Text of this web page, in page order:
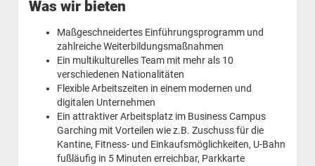
Was wir bieten
Maßgeschneidertes Einführungsprogramm und
zahlreiche Weiterbildungsmaßnahmen
Ein multikulturelles Team mit mehr als 10
verschiedenen Nationalitäten
Flexible Arbeitszeiten in einem modernen und
digitalen Unternehmen
Ein attraktiver Arbeitsplatz im Business Campus
Garching mit Vorteilen wie z.B. Zuschuss für die
Kantine, Fitness- und Einkaufsmöglichkeiten, U-Bahn
fußläufig in 5 Minuten erreichbar, Parkkarte